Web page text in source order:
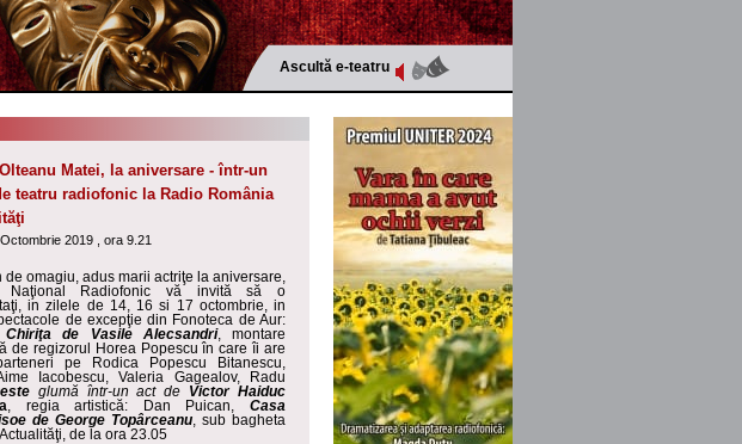
Ascultă e-teatru
Matei, la aniversare - într-un
teatru radiofonic la Radio România
2019 , ora 9.21
de omagiu, adus marii actriţe la aniversare,
Naţional Radiofonic vă invită să o
in zilele de 14, 16 si 17 octombrie, in
de excepţie din Fonoteca de Aur:
Chiriţa de Vasile Alecsandri, montare
de regizorul Horea Popescu în care îi are
pe Rodica Popescu Bitanescu,
Iacobescu, Valeria Gagealov, Radu
glumă într-un act de Victor Haiduc
, regia artistică: Dan Puican,Casa
de George Topârceanu, sub bagheta
de la ora 23.05